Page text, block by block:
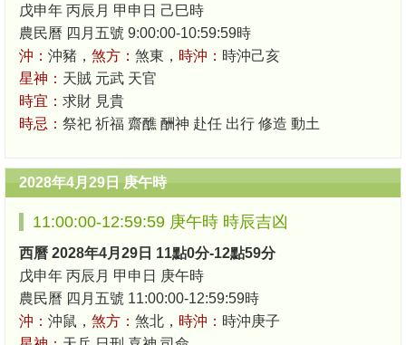
戊申年 丙辰月 甲申日 己巳時
農民曆 四月五號 9:00:00-10:59:59時
沖： 沖豬， 煞方： 煞東， 時沖： 時沖己亥
星神： 天賊 元武 天官
時宜： 求財 見貴
時忌： 祭祀 祈福 齋醮 酬神 赴任 出行 修造 動土
2028年4月29日 庚午時
11:00:00-12:59:59 庚午時 時辰吉凶
西曆 2028年4月29日 11點0分-12點59分
戊申年 丙辰月 甲申日 庚午時
農民曆 四月五號 11:00:00-12:59:59時
沖： 沖鼠， 煞方： 煞北， 時沖： 時沖庚子